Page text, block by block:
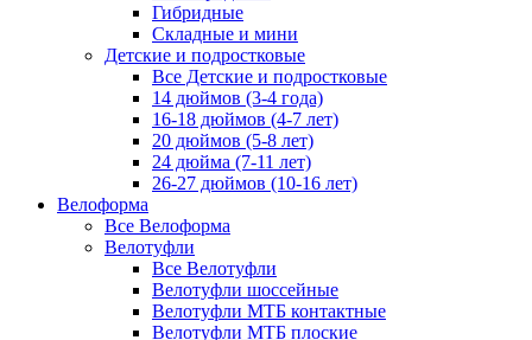
Гибридные
Складные и мини
Детские и подростковые
Все Детские и подростковые
14 дюймов (3-4 года)
16-18 дюймов (4-7 лет)
20 дюймов (5-8 лет)
24 дюйма (7-11 лет)
26-27 дюймов (10-16 лет)
Велоформа
Все Велоформа
Велотуфли
Все Велотуфли
Велотуфли шоссейные
Велотуфли МТБ контактные
Велотуфли МТБ плоские